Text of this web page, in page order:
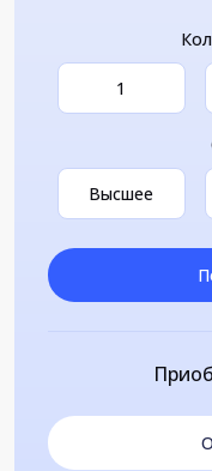
1
Высшее